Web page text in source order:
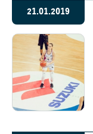
21.01.2019